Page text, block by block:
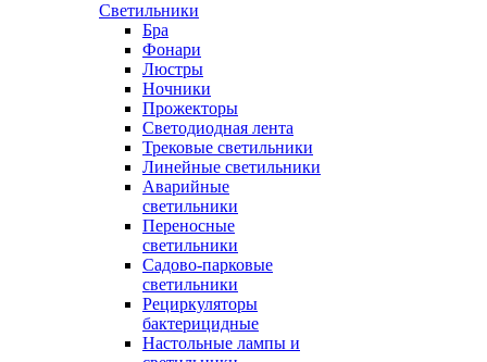
Светильники
Бра
Фонари
Люстры
Ночники
Прожекторы
Светодиодная лента
Трековые светильники
Линейные светильники
Аварийные
светильники
Переносные
светильники
Садово-парковые
светильники
Рециркуляторы
бактерицидные
Настольные лампы и